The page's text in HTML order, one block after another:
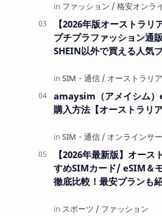
【2026年版オーストラリ
プチプラファッション通
SHEIN以外で買える人気
amaysim（アメイシム）
購入方法【オーストラリ
【2026年最新版】オース
すめSIMカード/ eSIM＆
徹底比較！最安プランも